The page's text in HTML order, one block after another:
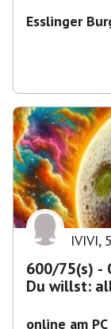
Esslinger
IVIVI,
600/75(s) -
Du willst:
online am